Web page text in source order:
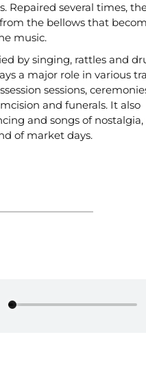
Repaired several times,
the bellows that
music.
by singing, rattles and
a major role in various
sessions,
and funerals. It also
and songs of nostalgia,
of market days.